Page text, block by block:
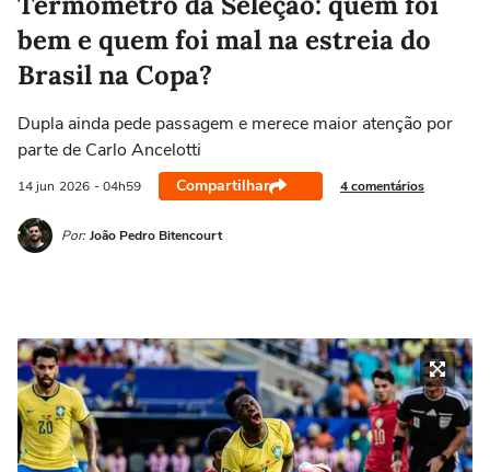
bem e quem foi mal na estreia do
Brasil na Copa?
Dupla ainda pede passagem e merece maior atenção por
parte de Carlo Ancelotti
14 jun 2026 - 04h59 Compartilhar 4 comentários
Por: João Pedro Bitencourt